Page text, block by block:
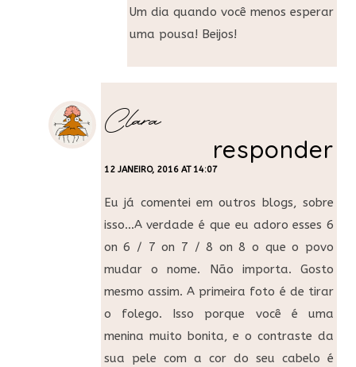
Um dia quando você menos esperar
uma pousa! Beijos!
Clara
12 JANEIRO, 2016 AT 14:07
responder
Eu já comentei em outros blogs, sobre
isso…A verdade é que eu adoro esses 6
on 6 / 7 on 7 / 8 on 8 o que o povo
mudar o nome. Não importa. Gosto
mesmo assim. A primeira foto é de tirar
o folego. Isso porque você é uma
menina muito bonita, e o contraste da
sua pele com a cor do seu cabelo é